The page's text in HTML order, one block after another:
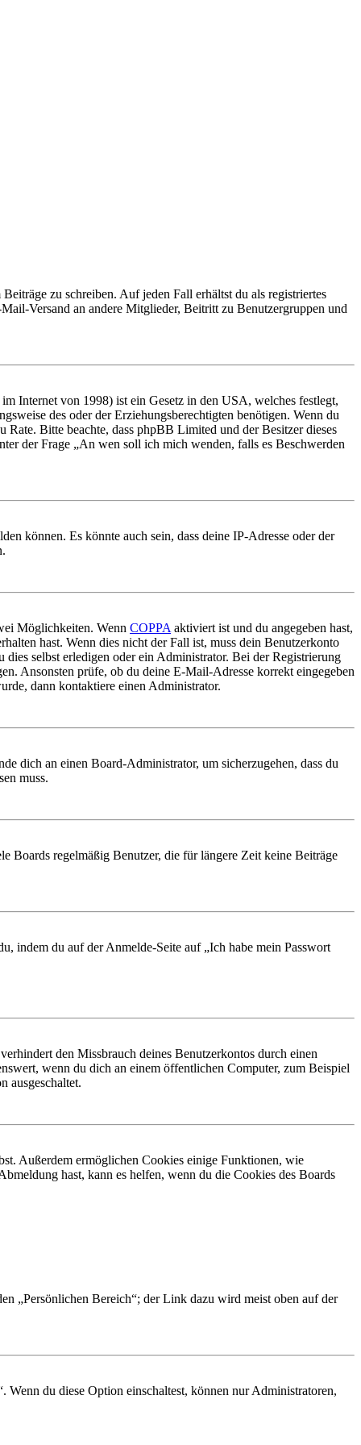
zu schreiben. Auf jeden Fall erhältst du als registriertes
Versand an andere Mitglieder, Beitritt zu Benutzergruppen und
Internet von 1998) ist ein Gesetz in den USA, welches festlegt,
des oder der Erziehungsberechtigten benötigen. Wenn du
Bitte beachte, dass phpBB Limited und der Besitzer dieses
der Frage „An wen soll ich mich wenden, falls es Beschwerden
können. Es könnte auch sein, dass deine IP-Adresse oder der
Möglichkeiten. Wenn COPPA aktiviert ist und du angegeben hast,
hast. Wenn dies nicht der Fall ist, muss dein Benutzerkonto
selbst erledigen oder ein Administrator. Bei der Registrierung
Ansonsten prüfe, ob du deine E-Mail-Adresse korrekt eingegeben
dann kontaktiere einen Administrator.
dich an einen Board-Administrator, um sicherzugehen, dass du
muss.
Boards regelmäßig Benutzer, die für längere Zeit keine Beiträge
indem du auf der Anmelde-Seite auf „Ich habe mein Passwort
den Missbrauch deines Benutzerkontos durch einen
wenn du dich an einem öffentlichen Computer, zum Beispiel
ausgeschaltet.
Außerdem ermöglichen Cookies einige Funktionen, wie
hast, kann es helfen, wenn du die Cookies des Boards
„Persönlichen Bereich“; der Link dazu wird meist oben auf der
du diese Option einschaltest, können nur Administratoren,